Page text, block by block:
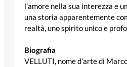
l’amore nella sua interezza e
una storia apparentemente
realtà, uno spirito unico e
Biografia
VELLUTI, nome d’arte di